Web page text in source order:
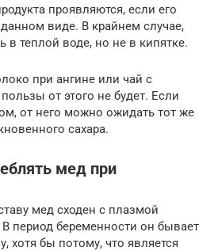
проявляются, если его
виде. В крайнем случае,
в теплой воде, но не в кипятке.
при ангине или чай с
от этого не будет. Если
от него можно ожидать тот же
сахара.
мед при
мед сходен с плазмой
период беременности он бывает
хотя бы потому, что является